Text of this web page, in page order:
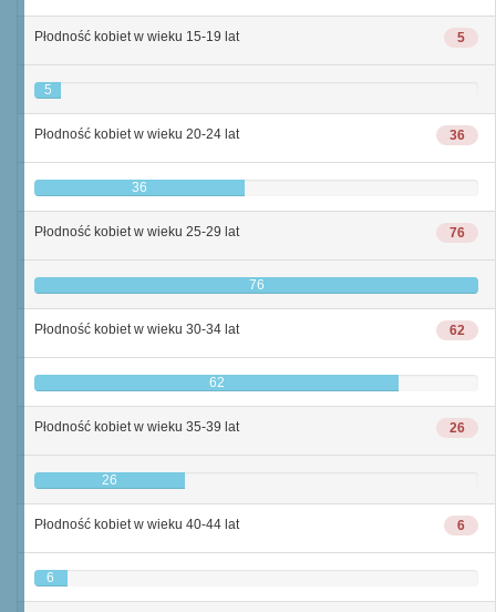
5
Płodność kobiet w wieku 15-19 lat
5
36
Płodność kobiet w wieku 20-24 lat
36
76
Płodność kobiet w wieku 25-29 lat
76
62
Płodność kobiet w wieku 30-34 lat
62
26
Płodność kobiet w wieku 35-39 lat
26
6
Płodność kobiet w wieku 40-44 lat
6